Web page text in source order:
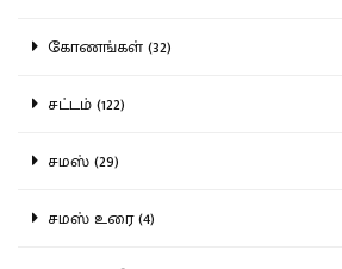
கோணங்கள் (32)
சட்டம் (122)
சமஸ் (29)
சமஸ் உரை (4)